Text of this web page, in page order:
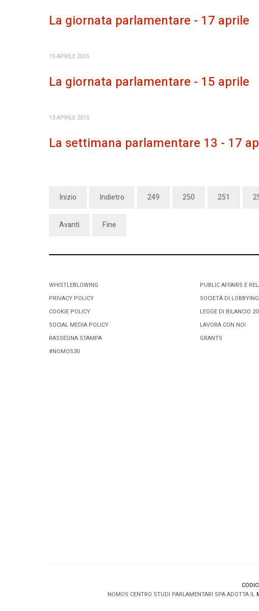
La giornata parlamentare - 17 aprile
15 APRILE 2015
La giornata parlamentare - 15 aprile
13 APRILE 2015
La settimana parlamentare 13 - 17
Inizio Indietro 249 250 251
Avanti Fine
WHISTLEBLOWING
PRIVACY POLICY
COOKIE POLICY
SOCIAL MEDIA POLICY
RASSEGNA STAMPA
#NOMOS30
PUBLIC AFFAIRS E
SOCIETÀ DI LOBBYING
LEGGE DI BILANCIO
LAVORA CON NOI
GRANTS
NOMOS CENTRO STUDI PARLAMENTARI SPA ADOTTA IL